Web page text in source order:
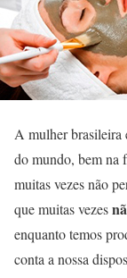
A mulher brasileira
do mundo, bem na
muitas vezes não
que muitas vezes
enquanto temos
conta a nossa